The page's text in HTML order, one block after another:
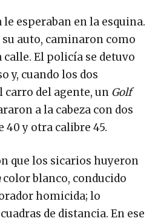
esperaban en la esquina.
auto, caminaron como
El policía se detuvo
y, cuando los dos
del agente, un Golf
a la cabeza con dos
40 y otra calibre 45.
que los sicarios huyeron
color blanco, conducido
homicida; lo
de distancia. En ese